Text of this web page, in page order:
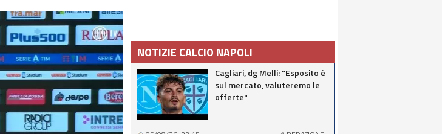
NOTIZIE CALCIO NAPOLI
Cagliari, dg Melli: "Esposito è
sul mercato, valuteremo le
offerte"